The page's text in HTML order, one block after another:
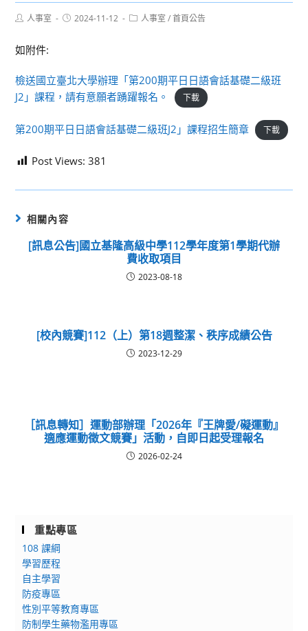
Post人事室
Post2024-11-12
Post人事室 / 首頁公告
如附件:
檢送國立臺北大學辦理「第200期平日日語會話基礎二級班
J2」課程，請有意願者踴躍報名。
下載
第200期平日日語會話基礎二級班J2」課程招生簡章 下載
Post Views: 381
相關內容
[訊息公告]國立基隆高級中學112學年度第1學期代辦
費收取項目
2023-08-18
[校內競賽]112（上）第18週整潔、秩序成績公告
2023-12-29
［訊息轉知］運動部辦理「2026年『王牌愛/礙運動』
適應運動徵文競賽」活動，自即日起受理報名
2026-02-24
重點專區
108 課綱
學習歷程
自主學習
防疫專區
性別平等教育專區
防制學生藥物濫用專區